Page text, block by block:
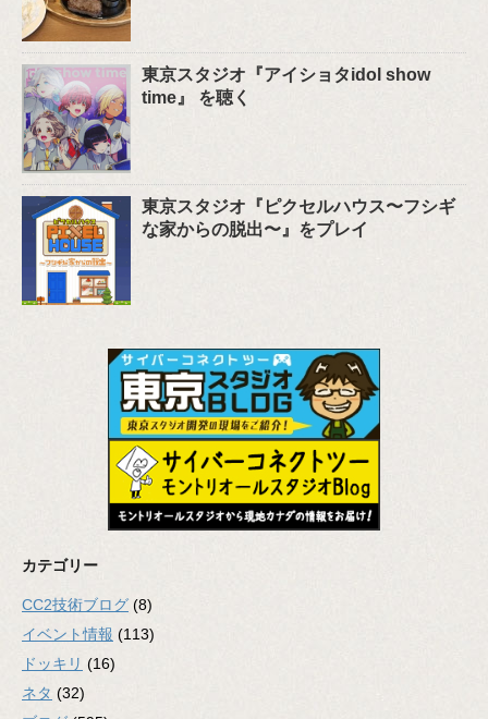
東京スタジオ『アイショタidol show
time』 を聴く
東京スタジオ『ピクセルハウス〜フシギ
な家からの脱出〜』をプレイ
カテゴリー
CC2技術ブログ (8)
イベント情報 (113)
ドッキリ (16)
ネタ (32)